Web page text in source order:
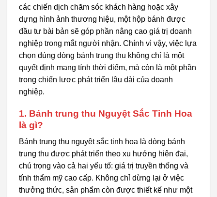
các chiến dịch chăm sóc khách hàng hoặc xây
dựng hình ảnh thương hiệu, một hộp bánh được
đầu tư bài bản sẽ góp phần nâng cao giá trị doanh
nghiệp trong mắt người nhận. Chính vì vậy, việc lựa
chọn đúng dòng bánh trung thu không chỉ là một
quyết định mang tính thời điểm, mà còn là một phần
trong chiến lược phát triển lâu dài của doanh
nghiệp.
1. Bánh trung thu Nguyệt Sắc Tinh Hoa
là gì?
Bánh trung thu nguyệt sắc tinh hoa là dòng bánh
trung thu được phát triển theo xu hướng hiện đại,
chú trọng vào cả hai yếu tố: giá trị truyền thống và
tính thẩm mỹ cao cấp. Không chỉ dừng lại ở việc
thưởng thức, sản phẩm còn được thiết kế như một